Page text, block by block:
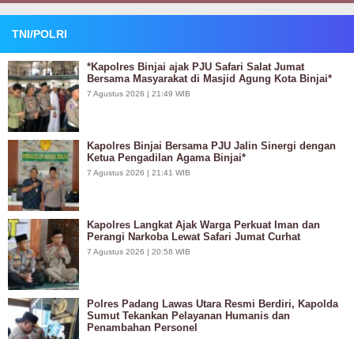
TNI/POLRI
*Kapolres Binjai ajak PJU Safari Salat Jumat
Bersama Masyarakat di Masjid Agung Kota Binjai*
7 Agustus 2026 | 21:49 WIB
Kapolres Binjai Bersama PJU Jalin Sinergi dengan
Ketua Pengadilan Agama Binjai*
7 Agustus 2026 | 21:41 WIB
Kapolres Langkat Ajak Warga Perkuat Iman dan
Perangi Narkoba Lewat Safari Jumat Curhat
7 Agustus 2026 | 20:58 WIB
Polres Padang Lawas Utara Resmi Berdiri, Kapolda
Sumut Tekankan Pelayanan Humanis dan
Penambahan Personel